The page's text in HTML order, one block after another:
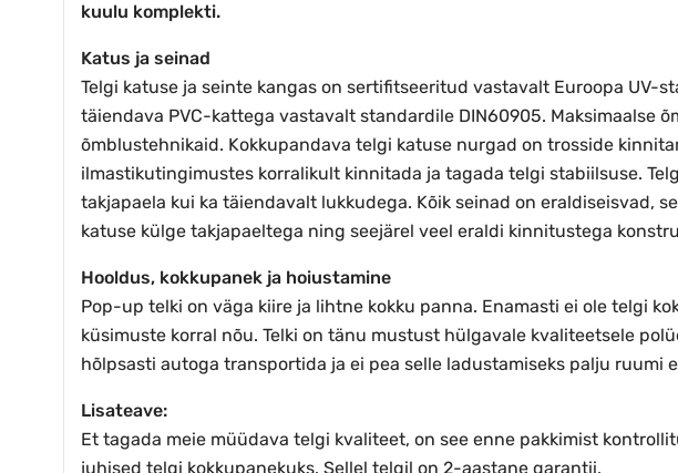
kuulu komplekti.
Katus ja seinad
Telgi katuse ja seinte kangas on sertifitseeritud vastavalt Euroopa UV-
täiendava PVC-kattega vastavalt standardile DIN60905. Maksimaalse
õmblustehnikaid. Kokkupandava telgi katuse nurgad on trosside
ilmastikutingimustes korralikult kinnitada ja tagada telgi stabiilsuse.
takjapaela kui ka täiendavalt lukkudega. Kõik seinad on eraldiseisvad,
katuse külge takjapaeltega ning seejärel veel eraldi kinnitustega
Hooldus, kokkupanek ja hoiustamine
Pop-up telki on väga kiire ja lihtne kokku panna. Enamasti ei ole telgi
küsimuste korral nõu. Telki on tänu mustust hülgavale kvaliteetsele
hõlpsasti autoga transportida ja ei pea selle ladustamiseks palju ruumi
Lisateave:
Et tagada meie müüdava telgi kvaliteet, on see enne pakkimist
juhised telgi kokkupanekuks. Sellel telgil on 2-aastane garantii.